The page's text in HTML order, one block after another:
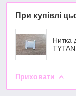
При купівлі
Нитка
Приховати